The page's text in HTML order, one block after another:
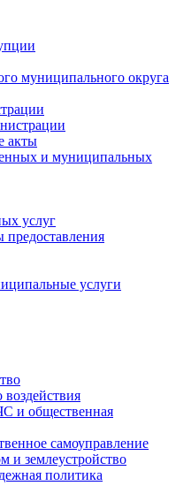
муниципального округа
акты
и муниципальных
услуг
предоставления
услуги
и общественная
самоуправление
и землеустройство
политика